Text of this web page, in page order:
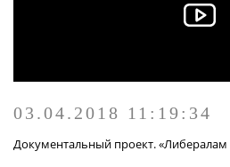
03.04.2018 11:19:34
Документальный проект.